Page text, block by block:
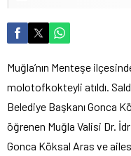
Muğla’nın Menteşe
molotofkokteyli atıldı.
Belediye Başkanı Gonca
öğrenen Muğla Valisi Dr.
Gonca Köksal Aras ve